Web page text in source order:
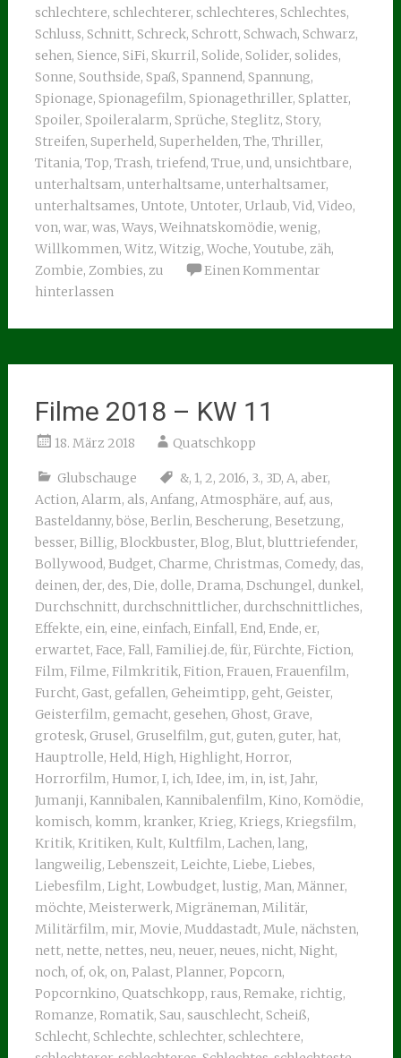
schlechtere, schlechterer, schlechteres, Schlechtes,
Schluss, Schnitt, Schreck, Schrott, Schwach, Schwarz,
sehen, Sience, SiFi, Skurril, Solide, Solider, solides,
Sonne, Southside, Spaß, Spannend, Spannung,
Spionage, Spionagefilm, Spionagethriller, Splatter,
Spoiler, Spoileralarm, Sprüche, Steglitz, Story,
Streifen, Superheld, Superhelden, The, Thriller,
Titania, Top, Trash, triefend, True, und, unsichtbare,
unterhaltsam, unterhaltsame, unterhaltsamer,
unterhaltsames, Untote, Untoter, Urlaub, Vid, Video,
von, war, was, Ways, Weihnatskomödie, wenig,
Willkommen, Witz, Witzig, Woche, Youtube, zäh,
Zombie, Zombies, zu
Einen Kommentar
hinterlassen
Filme 2018 – KW 11
18. März 2018 Quatschkopp
Glubschauge &, 1, 2, 2016, 3., 3D, A, aber,
Action, Alarm, als, Anfang, Atmosphäre, auf, aus,
Basteldanny, böse, Berlin, Bescherung, Besetzung,
besser, Billig, Blockbuster, Blog, Blut, bluttriefender,
Bollywood, Budget, Charme, Christmas, Comedy, das,
deinen, der, des, Die, dolle, Drama, Dschungel, dunkel,
Durchschnitt, durchschnittlicher, durchschnittliches,
Effekte, ein, eine, einfach, Einfall, End, Ende, er,
erwartet, Face, Fall, Familiej.de, für, Fürchte, Fiction,
Film, Filme, Filmkritik, Fition, Frauen, Frauenfilm,
Furcht, Gast, gefallen, Geheimtipp, geht, Geister,
Geisterfilm, gemacht, gesehen, Ghost, Grave,
grotesk, Grusel, Gruselfilm, gut, guten, guter, hat,
Hauptrolle, Held, High, Highlight, Horror,
Horrorfilm, Humor, I, ich, Idee, im, in, ist, Jahr,
Jumanji, Kannibalen, Kannibalenfilm, Kino, Komödie,
komisch, komm, kranker, Krieg, Kriegs, Kriegsfilm,
Kritik, Kritiken, Kult, Kultfilm, Lachen, lang,
langweilig, Lebenszeit, Leichte, Liebe, Liebes,
Liebesfilm, Light, Lowbudget, lustig, Man, Männer,
möchte, Meisterwerk, Migräneman, Militär,
Militärfilm, mir, Movie, Muddastadt, Mule, nächsten,
nett, nette, nettes, neu, neuer, neues, nicht, Night,
noch, of, ok, on, Palast, Planner, Popcorn,
Popcornkino, Quatschkopp, raus, Remake, richtig,
Romanze, Romatik, Sau, sauschlecht, Scheiß,
Schlecht, Schlechte, schlechter, schlechtere,